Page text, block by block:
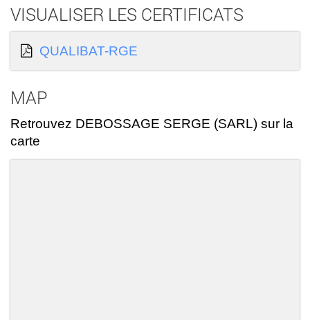
VISUALISER LES CERTIFICATS
QUALIBAT-RGE
MAP
Retrouvez DEBOSSAGE SERGE (SARL) sur la
carte